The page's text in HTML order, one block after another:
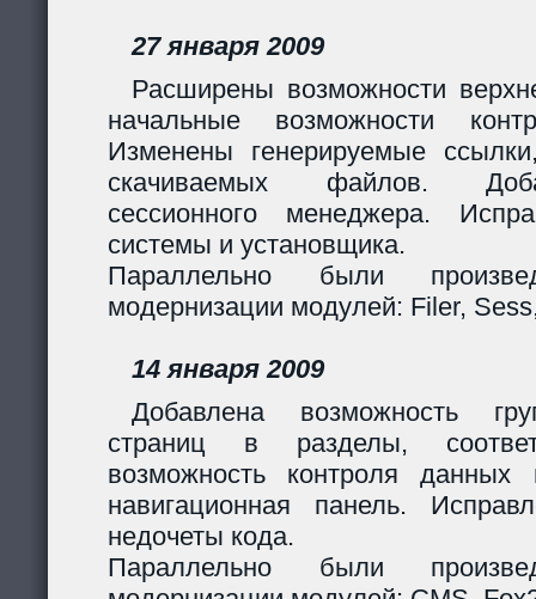
27 января 2009
Расширены возможности
начальные возможности
Изменены генерируемые
скачиваемых файлов.
сессионного менеджера.
системы и установщика.
Параллельно были
модернизации модулей: Filer,
14 января 2009
Добавлена возможность
страниц в разделы,
возможность контроля
навигационная панель.
недочеты кода.
Параллельно были